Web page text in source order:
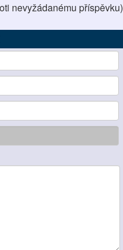
nevyžádanému příspěvku)